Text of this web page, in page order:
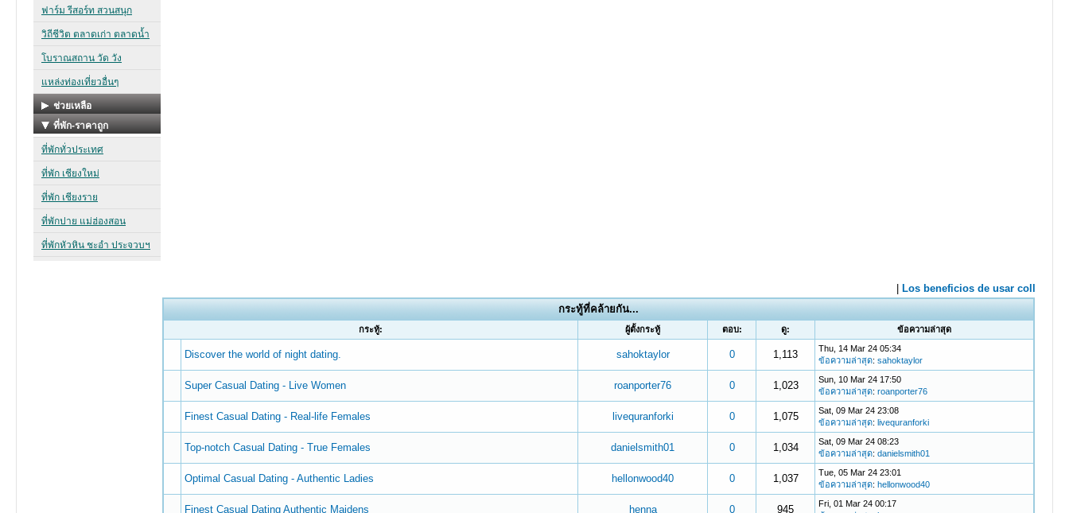
กระทู้ที่คล้ายกัน...
กระทู้: ผู้ตั้งกระทู้ ตอบ: ดู: ข้อความล่าสุด
Discover the world of night dating. sahoktaylor 0 1,113
Thu, 14 Mar 24 05:34
ข้อความล่าสุด:sahoktaylor
Super Сasual Dating - Live Women roanporter76 0 1,023
Sun, 10 Mar 24 17:50
ข้อความล่าสุด:roanporter76
Finest Сasual Dating - Real-life Females livequranforki 0 1,075
Sat, 09 Mar 24 23:08
ข้อความล่าสุด:livequranforki
Top-notch Сasual Dating - True Females danielsmith01 0 1,034
Sat, 09 Mar 24 08:23
ข้อความล่าสุด:danielsmith01
Optimal Сasual Dating - Authentic Ladies hellonwood40 0 1,037
Tue, 05 Mar 24 23:01
ข้อความล่าสุด:hellonwood40
Finest Сasual Dating Authentic Maidens henna 0 945
Fri, 01 Mar 24 00:17